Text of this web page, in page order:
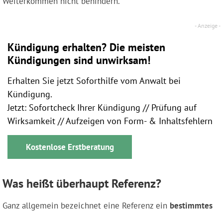
Kündigung erhalten? Die meisten
Kündigungen sind unwirksam!
Erhalten Sie jetzt Soforthilfe vom Anwalt bei
Kündigung.
Jetzt: Sofortcheck Ihrer Kündigung // Prüfung auf
Wirksamkeit // Aufzeigen von Form- & Inhaltsfehlern
Kostenlose Erstberatung
Was heißt überhaupt Referenz?
Ganz allgemein bezeichnet eine Referenz ein bestimmtes